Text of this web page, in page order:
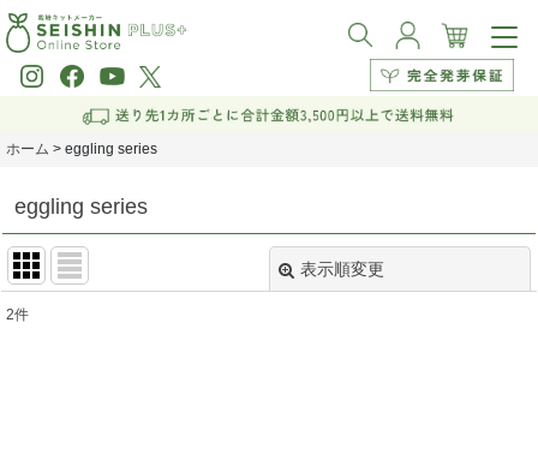
ホーム > eggling series
eggling series
表示順変更
2件